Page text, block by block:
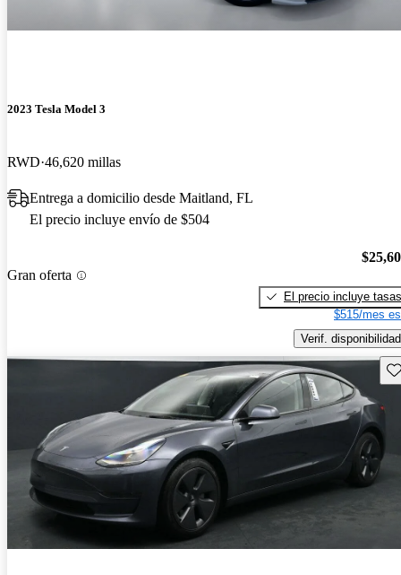
2023 Tesla Model 3
RWD 46,620 millas
Entrega a domicilio desde Maitland, FL
El precio incluye envío de $504
Gran oferta
El precio incluye tasas
$515/mes
Verif. disponibilidad